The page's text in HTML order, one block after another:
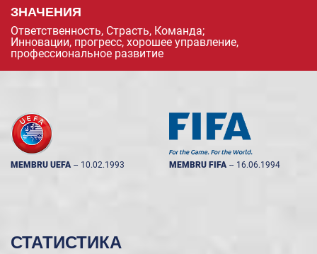
ЗНАЧЕНИЯ
Ответственность, Страсть, Команда;
Инновации, прогресс, хорошее управление,
профессиональное развитие
MEMBRU UEFA -- 10.02.1993 MEMBRU FIFA -- 16.06.1994
СТАТИСТИКА